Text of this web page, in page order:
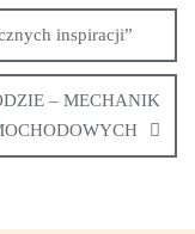
inspiracji”
– MECHANIK